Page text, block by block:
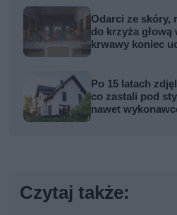
Odarci ze skóry,
do krzyża głową
krwawy koniec
Po 15 latach
co zastali pod
nawet
Czytaj także: